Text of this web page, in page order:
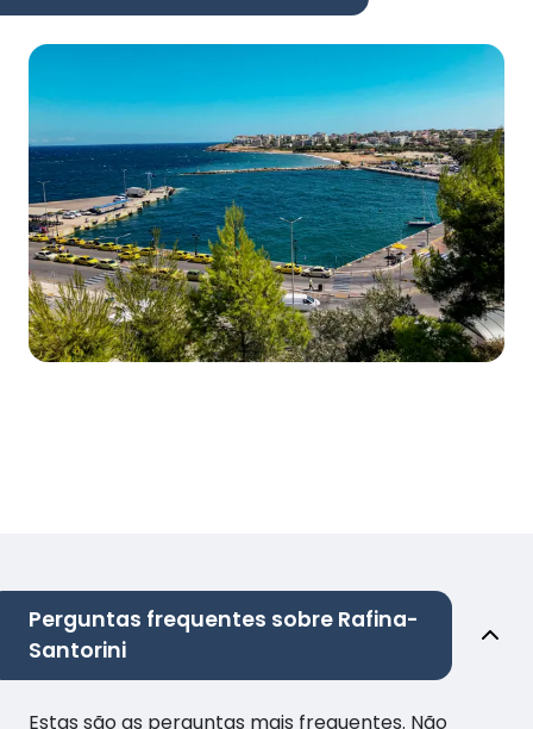
Perguntas frequentes sobre Rafina-
Santorini
Estas são as perguntas mais frequentes. Não